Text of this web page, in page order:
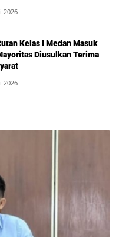
2026
Kelas I Medan Masuk
Diusulkan Terima
2026